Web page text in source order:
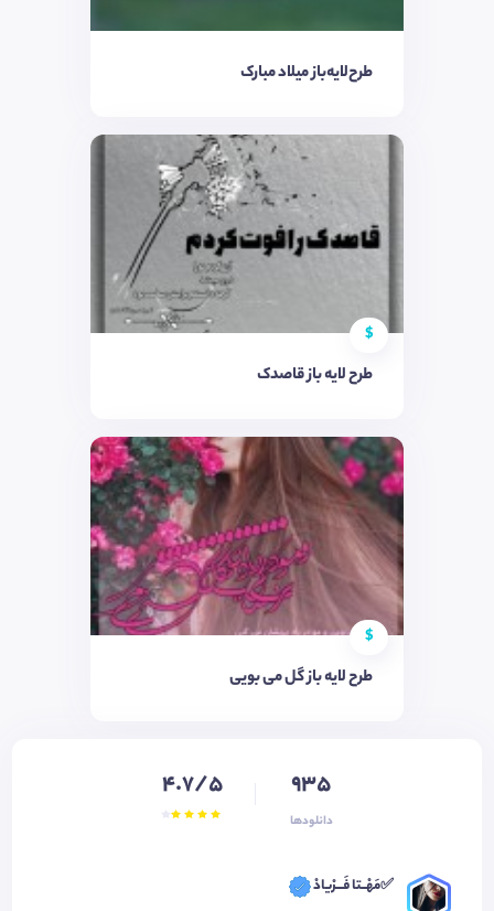
طرح‌لایه‌باز میلاد مبارک
$
طرح لایه باز قاصدک
$
طرح لایه باز گل می بویی
935
دانلودها
4.7/5
✅مَهْــتا فَـــرْیادْ